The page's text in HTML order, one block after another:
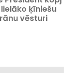
ķīniešu
vēsturi